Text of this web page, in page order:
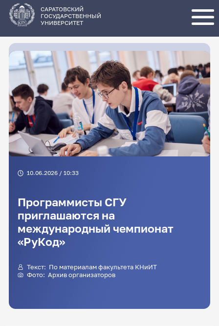
основному
содержанию
САРАТОВСКИЙ
ГОСУДАРСТВЕННЫЙ
УНИВЕРСИТЕТ
10.06.2026 / 10:33
Программисты СГУ
приглашаются на
международный чемпионат
«РуКод»
Текст: По материалам факультета КНиИТ
Фото: Архив организаторов